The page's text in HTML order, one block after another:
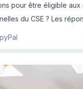
pour être éligible aux
du CSE ? Les